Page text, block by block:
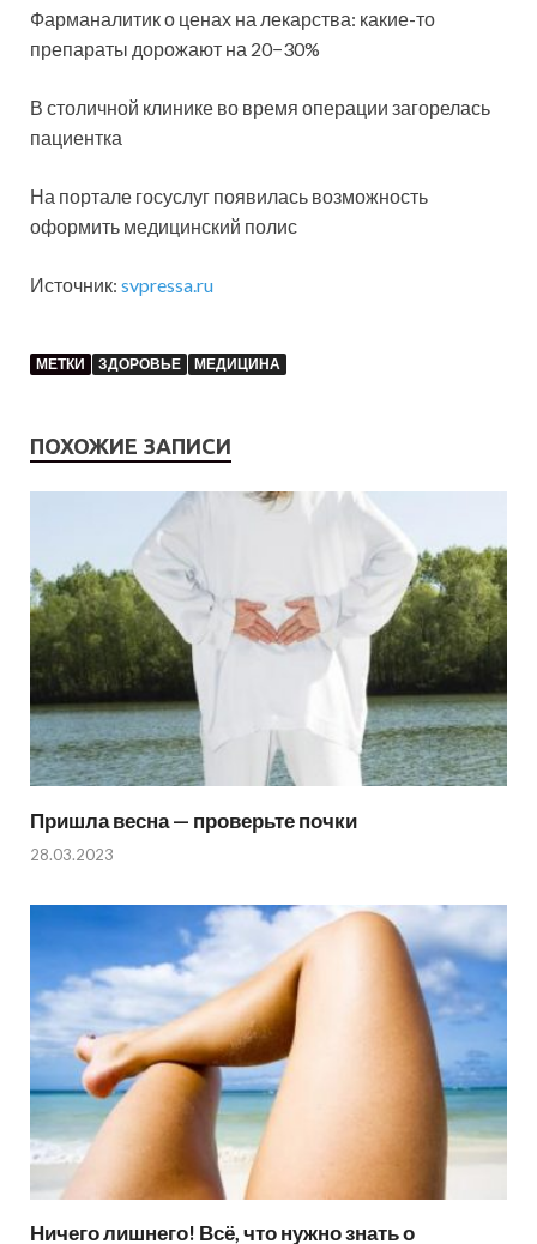
Фарманалитик о ценах на лекарства: какие-то
препараты дорожают на 20−30%
В столичной клинике во время операции загорелась
пациентка
На портале госуслуг появилась возможность
оформить медицинский полис
Источник: svpressa.ru
МЕТКИ ЗДОРОВЬЕ МЕДИЦИНА
ПОХОЖИЕ ЗАПИСИ
Пришла весна — проверьте почки
28.03.2023
Ничего лишнего! Всё, что нужно знать о